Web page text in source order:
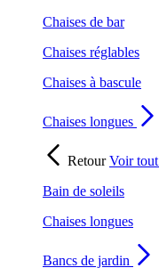
Chaises de bar
Chaises réglables
Chaises à bascule
Chaises longues
RetourVoir
Bain de soleils
Chaises longues
Bancs de jardin